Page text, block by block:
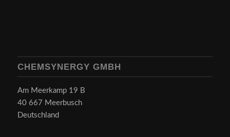
CHEMSYNERGY GMBH
Am Meerkamp 19 B
40 667 Meerbusch
Deutschland